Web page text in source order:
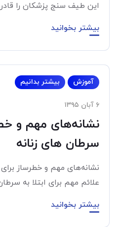
این طیف سنج پزشکان را
بیشتر بخوانید
آموزش بیشتر بدانیم
۶ آبان ۱۳۹۵
نشانه‌های مهم و
سرطان های زنانه
نشانه‌های مهم و خطرساز
علائم مهم برای ابتلا به
بیشتر بخوانید